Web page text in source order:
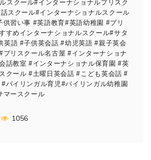
スクール#インターナショナルプリスク
スクール#インターナショナルスクール
習い事 #英語教育#英語幼稚園 #プリ
すめインターナショナルスクール#サタ
英語 #子供英会話 #幼児英語 #親子英会
リスクール名古屋 #インターナショナ
話教室 #インターナショナル保育園 #英
クール #土曜日英会話 #こども英会話 #
バイリンガル育児#バイリンガル幼稚園
マースクール
1056